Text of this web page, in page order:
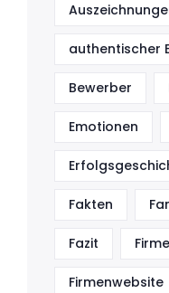
authentischer
Bewerber
Emotionen
Fakten
Fazit
Firmenwebsite